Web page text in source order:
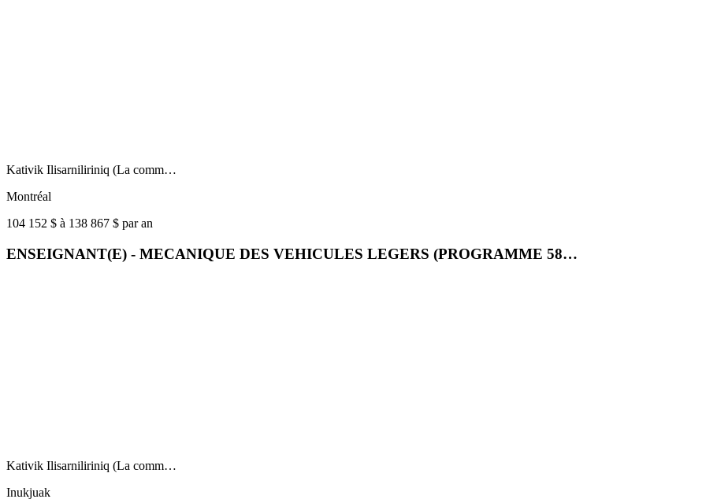
Kativik Ilisarniliriniq (La comm…
Montréal
104 152 $ à 138 867 $ par an
ENSEIGNANT(E) - MECANIQUE DES VEHICULES LEGERS (PROGRAMME 58…
Kativik Ilisarniliriniq (La comm…
Inukjuak